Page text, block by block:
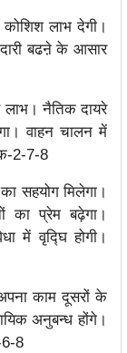
कोशिश लाभ देगी।
बढऩे के आसार
लाभ। नैतिक दायरे
वाहन चालन में
2-7-8
सहयोग मिलेगा।
का प्रेम बढ़ेगा।
में वृद्घि होगी।
काम दूसरों के
अनुबन्ध होंगे।
6-8